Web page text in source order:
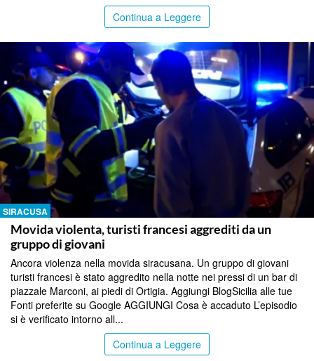
Continua a Leggere
SIRACUSA
Movida violenta, turisti francesi aggrediti da un
gruppo di giovani
Ancora violenza nella movida siracusana. Un gruppo di giovani
turisti francesi è stato aggredito nella notte nei pressi di un bar di
piazzale Marconi, ai piedi di Ortigia. Aggiungi BlogSicilia alle tue
Fonti preferite su Google AGGIUNGI Cosa è accaduto L’episodio
si è verificato intorno all...
Continua a Leggere